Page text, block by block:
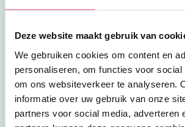
Deze website maakt gebruik van
We gebruiken cookies om content en
personaliseren, om functies voor social
om ons websiteverkeer te analyseren.
informatie over uw gebruik van onze
partners voor social media, adverteren
wel even op”. Binnen korte tijd
kids thuis is al uitdaging genoeg!
Succes met thuiswerken én veel
– Annemarie